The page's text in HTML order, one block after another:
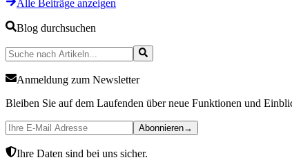
Alle Beiträge anzeigen
Blog durchsuchen
Anmeldung zum Newsletter
Bleiben Sie auf dem Laufenden über neue Funktionen und
Abonnieren→
Ihre Daten sind bei uns sicher.